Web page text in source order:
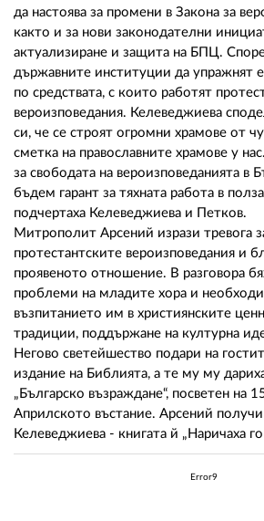
да настоява за промени в Закона за
както и за нови законодателни
актуализиране и защита на БПЦ.
държавните институции да упражнят
по средствата, с които работят
вероизповедания. Келеведжиева
си, че се строят огромни храмове от
сметка на православните храмове у
за свободата на вероизповеданията в
бъдем гарант за тяхната работа в
подчертаха Келеведжиева и Петков.
Митрополит Арсений изрази тревога
протестантските вероизповедания и
проявеното отношение. В разговора
проблеми на младите хора и
възпитанието им в християнските
традиции, поддържане на културна
Негово светейшество подари на
издание на Библията, а те му му
„Българско възраждане“, посветен на
Априлското въстание. Арсений
Келеведжиева - книгата й „Наричаха
Error9